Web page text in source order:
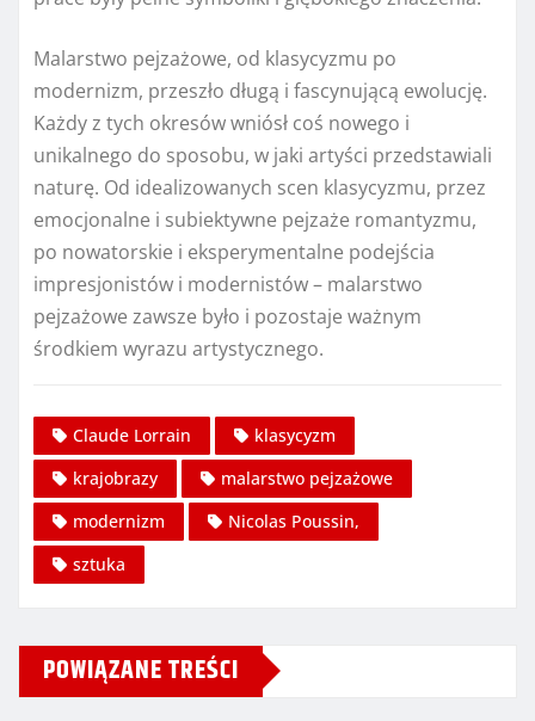
Malarstwo pejzażowe, od klasycyzmu po
modernizm, przeszło długą i fascynującą ewolucję.
Każdy z tych okresów wniósł coś nowego i
unikalnego do sposobu, w jaki artyści przedstawiali
naturę. Od idealizowanych scen klasycyzmu, przez
emocjonalne i subiektywne pejzaże romantyzmu,
po nowatorskie i eksperymentalne podejścia
impresjonistów i modernistów – malarstwo
pejzażowe zawsze było i pozostaje ważnym
środkiem wyrazu artystycznego.
Claude Lorrain
klasycyzm
krajobrazy
malarstwo pejzażowe
modernizm
Nicolas Poussin,
sztuka
POWIĄZANE TREŚCI